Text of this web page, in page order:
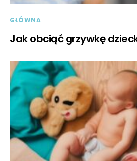
GŁÓWNA
Jak obciąć grzywkę